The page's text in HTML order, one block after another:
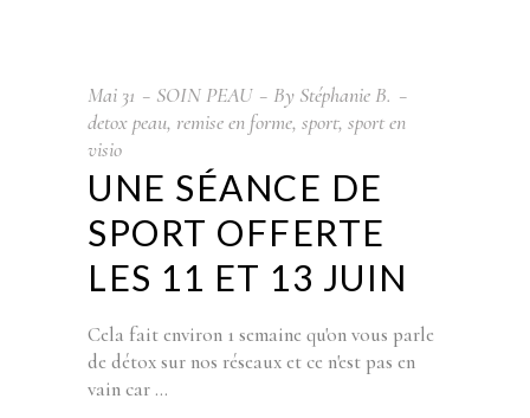
Mai 31 SOIN PEAU By Stéphanie B.
detox peau, remise en forme, sport, sport en
visio
UNE SÉANCE DE
SPORT OFFERTE
LES 11 ET 13 JUIN
Cela fait environ 1 semaine qu'on vous parle
de détox sur nos réseaux et ce n'est pas en
vain car